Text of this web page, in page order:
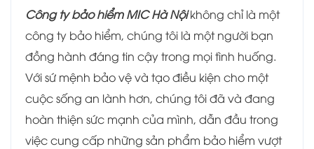
Công ty bảo hiểm MIC Hà Nộikhông chỉ là một
công ty bảo hiểm, chúng tôi là một người bạn
đồng hành đáng tin cậy trong mọi tình huống.
Với sứ mệnh bảo vệ và tạo điều kiện cho một
cuộc sống an lành hơn, chúng tôi đã và đang
hoàn thiện sức mạnh của mình, dẫn đầu trong
việc cung cấp những sản phẩm bảo hiểm vượt